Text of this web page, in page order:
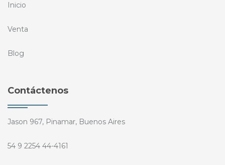
Inicio
Venta
Blog
Contáctenos
Jason 967, Pinamar, Buenos Aires
54 9 2254 44-4161